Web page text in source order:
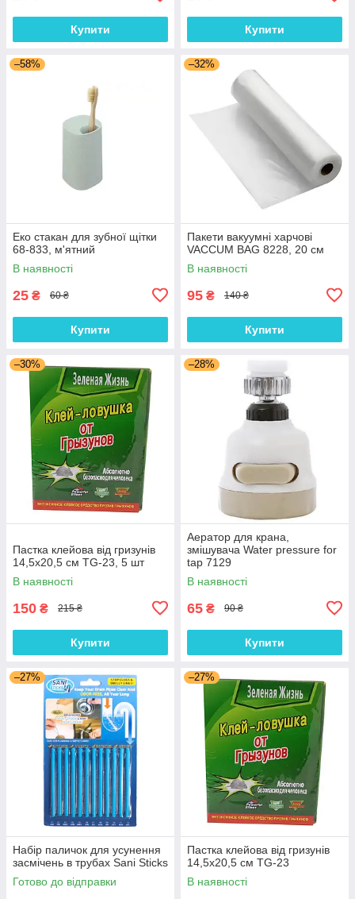
Купити Купити
–58%
Еко стакан для зубної щітки
68-833, м'ятний
В наявності
25 ₴ 60 ₴
Купити
–32%
Пакети вакуумні харчові
VACCUM BAG 8228, 20 см
В наявності
95 ₴ 140 ₴
Купити
–30%
Пастка клейова від гризунів
14,5х20,5 см TG-23, 5 шт
В наявності
150 ₴ 215 ₴
Купити
–28%
Аератор для крана,
змішувача Water pressure for
tap 7129
В наявності
65 ₴ 90 ₴
Купити
–27%
Набір паличок для усунення
засмічень в трубах Sani Sticks
Готово до відправки
–27%
Пастка клейова від гризунів
14,5х20,5 см TG-23
В наявності